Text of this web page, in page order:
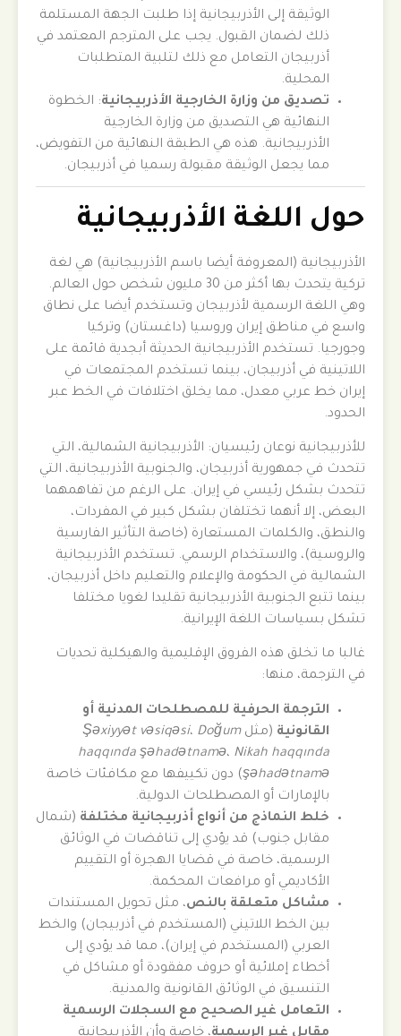
الوثيقة إلى الأذربيجانية إذا طلبت الجهة المستلمة
ذلك لضمان القبول. يجب على المترجم المعتمد في
أذربيجان التعامل مع ذلك لتلبية المتطلبات
المحلية.
تصديق من وزارة الخارجية الأذربيجانية: الخطوة
النهائية هي التصديق من وزارة الخارجية
الأذربيجانية. هذه هي الطبقة النهائية من التفويض،
مما يجعل الوثيقة مقبولة رسميا في أذربيجان.
حول اللغة الأذربيجانية
الأذربيجانية (المعروفة أيضا باسم الأذربيجانية) هي لغة
تركية يتحدث بها أكثر من 30 مليون شخص حول العالم.
وهي اللغة الرسمية لأذربيجان وتستخدم أيضا على نطاق
واسع في مناطق إيران وروسيا (داغستان) وتركيا
وجورجيا. تستخدم الأذربيجانية الحديثة أبجدية قائمة على
اللاتينية في أذربيجان، بينما تستخدم المجتمعات في
إيران خط عربي معدل، مما يخلق اختلافات في الخط عبر
الحدود.
للأذربيجانية نوعان رئيسيان: الأذربيجانية الشمالية، التي
تتحدث في جمهورية أذربيجان، والجنوبية الأذربيجانية، التي
تتحدث بشكل رئيسي في إيران. على الرغم من تفاهمهما
البعض، إلا أنهما تختلفان بشكل كبير في المفردات،
والنطق، والكلمات المستعارة (خاصة التأثير الفارسية
والروسية)، والاستخدام الرسمي. تستخدم الأذربيجانية
الشمالية في الحكومة والإعلام والتعليم داخل أذربيجان،
بينما تتبع الجنوبية الأذربيجانية تقليدا لغويا مختلفا
تشكل بسياسات اللغة الإيرانية.
غالبا ما تخلق هذه الفروق الإقليمية والهيكلية تحديات
في الترجمة، منها:
الترجمة الحرفية للمصطلحات المدنية أو
القانونية (مثل Şəxiyyət vəsiqəsi، Doğum
haqqında şəhadətnamə، Nikah haqqında
şəhadətnamə) دون تكييفها مع مكافئات خاصة
بالإمارات أو المصطلحات الدولية.
خلط النماذج من أنواع أذربيجانية مختلفة (شمال
مقابل جنوب) قد يؤدي إلى تناقضات في الوثائق
الرسمية، خاصة في قضايا الهجرة أو التقييم
الأكاديمي أو مرافعات المحكمة.
مشاكل متعلقة بالنص، مثل تحويل المستندات
بين الخط اللاتيني (المستخدم في أذربيجان) والخط
العربي (المستخدم في إيران)، مما قد يؤدي إلى
أخطاء إملائية أو حروف مفقودة أو مشاكل في
التنسيق في الوثائق القانونية والمدنية.
التعامل غير الصحيح مع السجلات الرسمية
مقابل غير الرسمية، خاصة وأن الأذربيجانية